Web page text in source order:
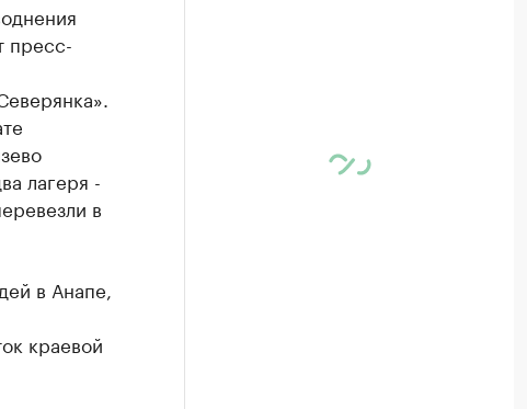
пресс-
лагеря -
в
в Анапе,
краевой